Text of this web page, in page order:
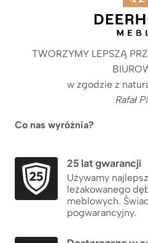
TWORZYMY LEPSZĄ
w zgodzie z
Rafał
Co nas wyróżnia?
25 lat gwarancji
Używamy
leżakowanego
meblowych.
pogwarancyjny.